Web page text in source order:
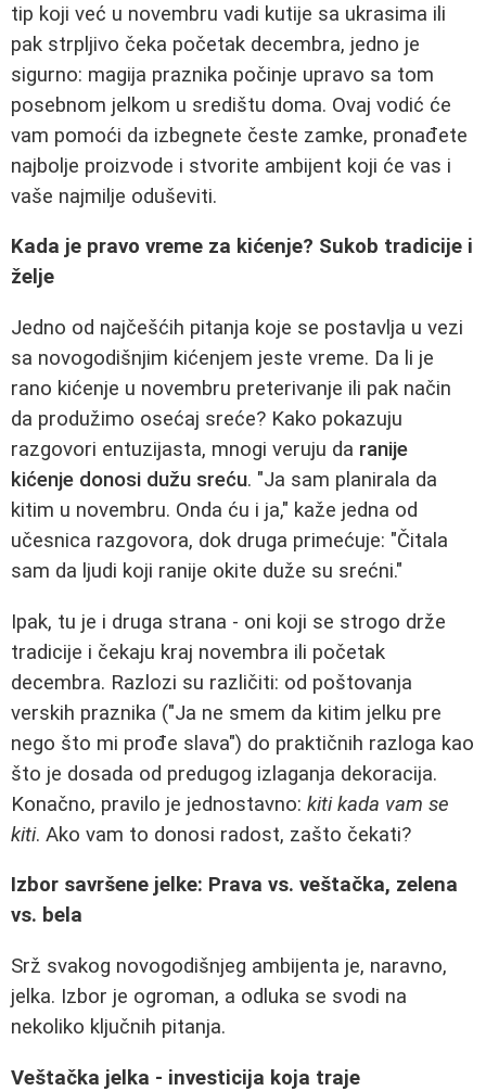
tip koji već u novembru vadi kutije sa ukrasima ili
pak strpljivo čeka početak decembra, jedno je
sigurno: magija praznika počinje upravo sa tom
posebnom jelkom u središtu doma. Ovaj vodić će
vam pomoći da izbegnete česte zamke, pronađete
najbolje proizvode i stvorite ambijent koji će vas i
vaše najmilje oduševiti.
Kada je pravo vreme za kićenje? Sukob tradicije i
želje
Jedno od najčešćih pitanja koje se postavlja u vezi
sa novogodišnjim kićenjem jeste vreme. Da li je
rano kićenje u novembru preterivanje ili pak način
da produžimo osećaj sreće? Kako pokazuju
razgovori entuzijasta, mnogi veruju da ranije
kićenje donosi dužu sreću. "Ja sam planirala da
kitim u novembru. Onda ću i ja," kaže jedna od
učesnica razgovora, dok druga primećuje: "Čitala
sam da ljudi koji ranije okite duže su srećni."
Ipak, tu je i druga strana - oni koji se strogo drže
tradicije i čekaju kraj novembra ili početak
decembra. Razlozi su različiti: od poštovanja
verskih praznika ("Ja ne smem da kitim jelku pre
nego što mi prođe slava") do praktičnih razloga kao
što je dosada od predugog izlaganja dekoracija.
Konačno, pravilo je jednostavno: kiti kada vam se
kiti. Ako vam to donosi radost, zašto čekati?
Izbor savršene jelke: Prava vs. veštačka, zelena
vs. bela
Srž svakog novogodišnjeg ambijenta je, naravno,
jelka. Izbor je ogroman, a odluka se svodi na
nekoliko ključnih pitanja.
Veštačka jelka - investicija koja traje